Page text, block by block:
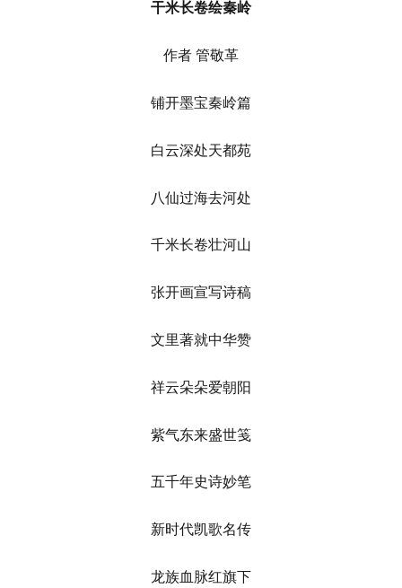
干米长卷绘秦岭
作者 管敬革
铺开墨宝秦岭篇
白云深处天都苑
八仙过海去河处
千米长卷壮河山
张开画宣写诗稿
文里著就中华赞
祥云朵朵爱朝阳
紫气东来盛世笺
五千年史诗妙笔
新时代凯歌名传
龙族血脉红旗下